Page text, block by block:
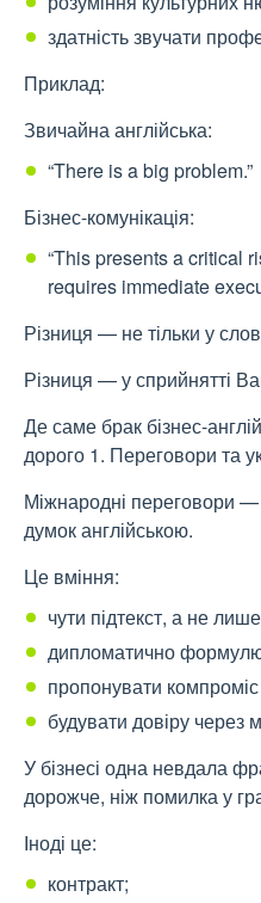
здатність звучати
Приклад:
Звичайна англійська:
“There is a big problem.”
Бізнес-комунікація:
“This presents a critical
requires immediate
Різниця — не тільки у
Різниця — у сприйнятті
Де саме брак бізнес-
дорого 1. Переговори та
Міжнародні переговори
думок англійською.
Це вміння:
чути підтекст, а не
дипломатично
пропонувати компроміс
будувати довіру через
У бізнесі одна невдала
дорожче, ніж помилка у
Іноді це:
контракт;